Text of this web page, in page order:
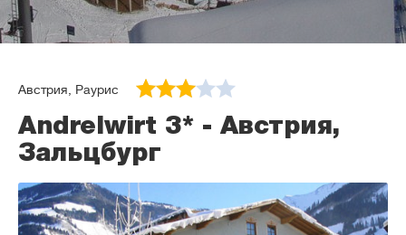
Австрия, Раурис
Andrelwirt 3* - Австрия,
Зальцбург